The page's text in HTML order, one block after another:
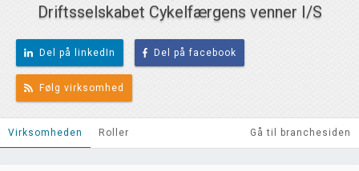
Driftsselskabet Cykelfærgens venner I/S
Del på linkedIn Del på facebook
Følg virksomhed
Virksomheden Roller Gå til branchesiden